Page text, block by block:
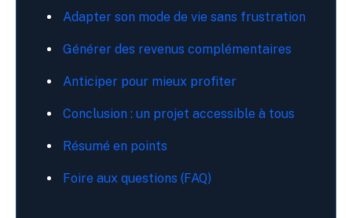
Adapter son mode de vie sans frustration
Générer des revenus complémentaires
Anticiper pour mieux profiter
Conclusion : un projet accessible à tous
Résumé en points
Foire aux questions (FAQ)